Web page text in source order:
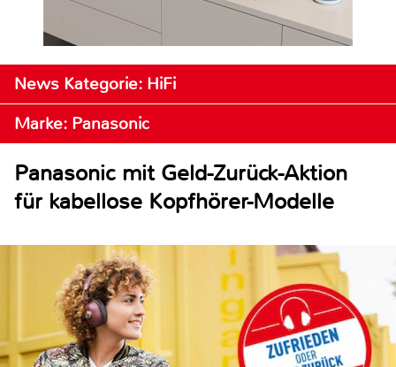
News Kategorie: HiFi
Marke: Panasonic
Panasonic mit Geld-Zurück-Aktion
für kabellose Kopfhörer-Modelle